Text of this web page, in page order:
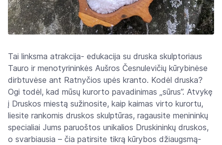
Tai linksma atrakcija- edukacija su druska skulptoriaus
Tauro ir menotyrininkės Aušros Česnulevičių kūrybinėse
dirbtuvėse ant Ratnyčios upės kranto. Kodėl druska?
Ogi todėl, kad mūsų kurorto pavadinimas „sūrus”. Atvykę
į Druskos miestą sužinosite, kaip kaimas virto kurortu,
liesite rankomis druskos skulptūras, ragausite menininkų
specialiai Jums paruoštos unikalios Druskininkų druskos,
o svarbiausia – čia patirsite tikrą kūrybos džiaugsmą-